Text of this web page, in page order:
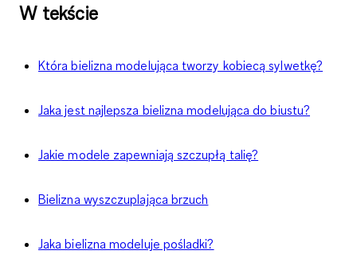
W tekście
Która bielizna modelująca tworzy kobiecą sylwetkę?
Jaka jest najlepsza bielizna modelująca do biustu?
Jakie modele zapewniają szczupłą talię?
Bielizna wyszczuplająca brzuch
Jaka bielizna modeluje pośladki?